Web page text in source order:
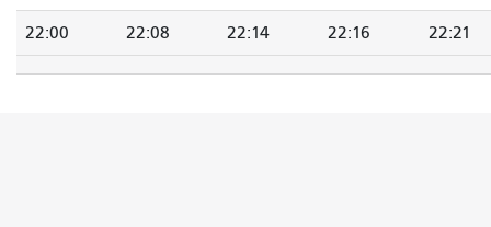
22:00 22:08 22:14 22:16 22:21